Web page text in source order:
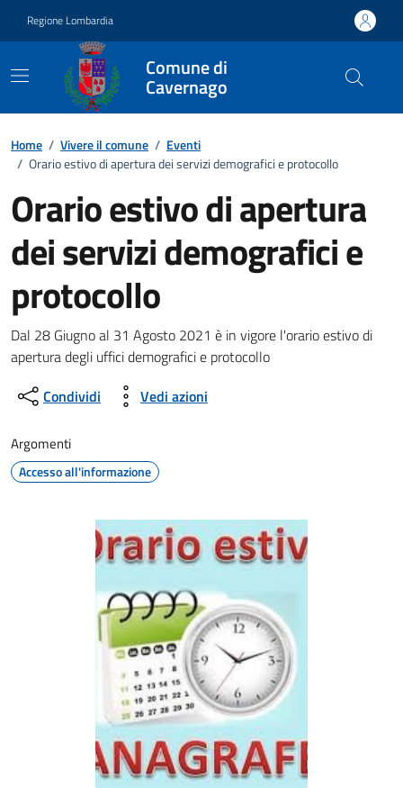
Regione Lombardia
Comune di
Cavernago
Home / Vivere il comune / Eventi
/ Orario estivo di apertura dei servizi demografici e protocollo
Orario estivo di apertura
dei servizi demografici e
protocollo
Dettagli della notizia
Dal 28 Giugno al 31 Agosto 2021 è in vigore l'orario estivo di
apertura degli uffici demografici e protocollo
Condividi
Vedi azioni
Argomenti
Accesso all'informazione